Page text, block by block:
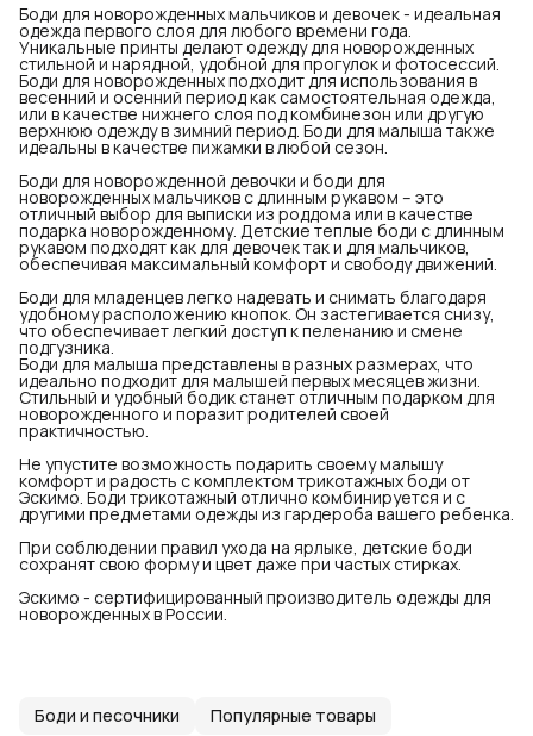
Боди для новорожденных мальчиков и девочек - идеальная
одежда первого слоя для любого времени года.
Уникальные принты делают одежду для новорожденных
стильной и нарядной, удобной для прогулок и фотосессий.
Боди для новорожденных подходит для использования в
весенний и осенний период как самостоятельная одежда,
или в качестве нижнего слоя под комбинезон или другую
верхнюю одежду в зимний период. Боди для малыша также
идеальны в качестве пижамки в любой сезон.
Боди для новорожденной девочки и боди для
новорожденных мальчиков с длинным рукавом – это
отличный выбор для выписки из роддома или в качестве
подарка новорожденному. Детские теплые боди с длинным
рукавом подходят как для девочек так и для мальчиков,
обеспечивая максимальный комфорт и свободу движений.
Боди для младенцев легко надевать и снимать благодаря
удобному расположению кнопок. Он застегивается снизу,
что обеспечивает легкий доступ к пеленанию и смене
подгузника.
Боди для малыша представлены в разных размерах, что
идеально подходит для малышей первых месяцев жизни.
Стильный и удобный бодик станет отличным подарком для
новорожденного и поразит родителей своей
практичностью.
Не упустите возможность подарить своему малышу
комфорт и радость с комплектом трикотажных боди от
Эскимо. Боди трикотажный отлично комбинируется и с
другими предметами одежды из гардероба вашего ребенка.
При соблюдении правил ухода на ярлыке, детские боди
сохранят свою форму и цвет даже при частых стирках.
Эскимо - сертифицированный производитель одежды для
новорожденных в России.
Боди и песочники Популярные товары